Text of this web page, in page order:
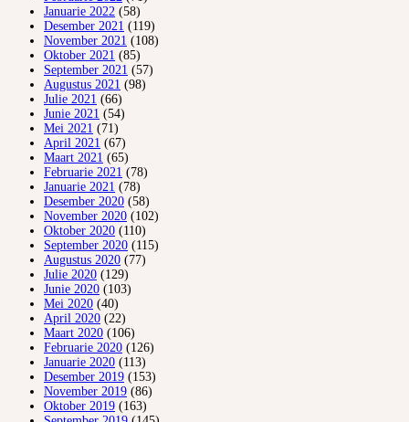
Januarie 2022 (58)
Desember 2021 (119)
November 2021 (108)
Oktober 2021 (85)
September 2021 (57)
Augustus 2021 (98)
Julie 2021 (66)
Junie 2021 (54)
Mei 2021 (71)
April 2021 (67)
Maart 2021 (65)
Februarie 2021 (78)
Januarie 2021 (78)
Desember 2020 (58)
November 2020 (102)
Oktober 2020 (110)
September 2020 (115)
Augustus 2020 (77)
Julie 2020 (129)
Junie 2020 (103)
Mei 2020 (40)
April 2020 (22)
Maart 2020 (106)
Februarie 2020 (126)
Januarie 2020 (113)
Desember 2019 (153)
November 2019 (86)
Oktober 2019 (163)